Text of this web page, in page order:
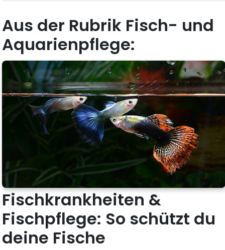
Aus der Rubrik Fisch- und
Aquarienpflege:
Fischkrankheiten &
Fischpflege: So schützt du
deine Fische